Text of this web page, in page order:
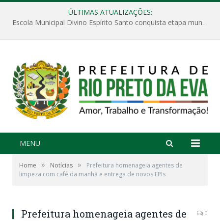
ÚLTIMAS ATUALIZAÇÕES:
Escola Municipal Divino Espírito Santo conquista etapa municipal da V Feira Amazonense de Matemática
MENU
Home » Notícias »
Prefeitura homenageia agentes de
limpeza com café da manhã e entrega de novos EPIs
Prefeitura homenageia agentes de
0